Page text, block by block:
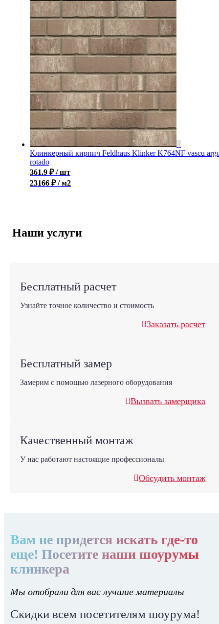
Клинкерный кирпич Feldhaus Klinker K764NF vascu
rotado
361.9 ₽ / шт
23166 ₽ / м2
Наши услуги
Бесплатный расчет
Узнайте точное количество и стоимость
Заказать расчет
Бесплатный замер
Замерим с помощью лазерного оборудования
Вызвать замерщика
Качественный монтаж
У нас работают настоящие профессионалы
Обсудить монтаж
Вам не придется искать где-то
еще! Посетите наши шоурумы
клинкера
Мы отобрали для вас лучшие материалы
Скидки всем посетителям шоурума!